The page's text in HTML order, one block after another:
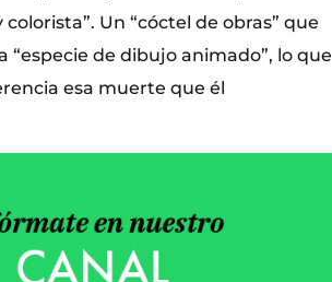
Un “cóctel de obras” que
de dibujo animado”, lo que
esa muerte que él